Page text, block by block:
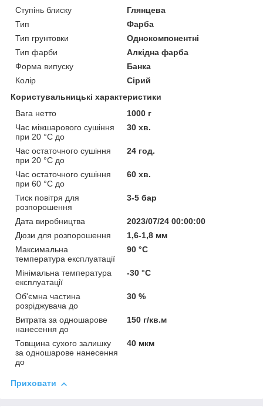
Ступінь блиску
Глянцева
Тип
Фарба
Тип грунтовки
Однокомпонентні
Тип фарби
Алкідна фарба
Форма випуску
Банка
Колір
Сірий
Користувальницькі характеристики
Вага нетто
1000 г
Час міжшарового сушіння
при 20 °C до
30 хв.
Час остаточного сушіння
при 20 °C до
24 год.
Час остаточного сушіння
при 60 °C до
60 хв.
Тиск повітря для
розпорошення
3-5 бар
Дата виробництва
2023/07/24 00:00:00
Дюзи для розпорошення
1,6-1,8 мм
Максимальна
температура експлуатації
90 °С
Мінімальна температура
експлуатації
-30 °С
Об'ємна частина
розріджувача до
30 %
Витрата за одношарове
нанесення до
150 г/кв.м
Товщина сухого залишку
за одношарове нанесення
до
40 мкм
Приховати